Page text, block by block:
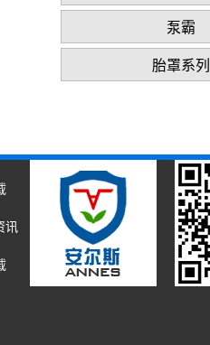
泵霸
胎罩系列
讯